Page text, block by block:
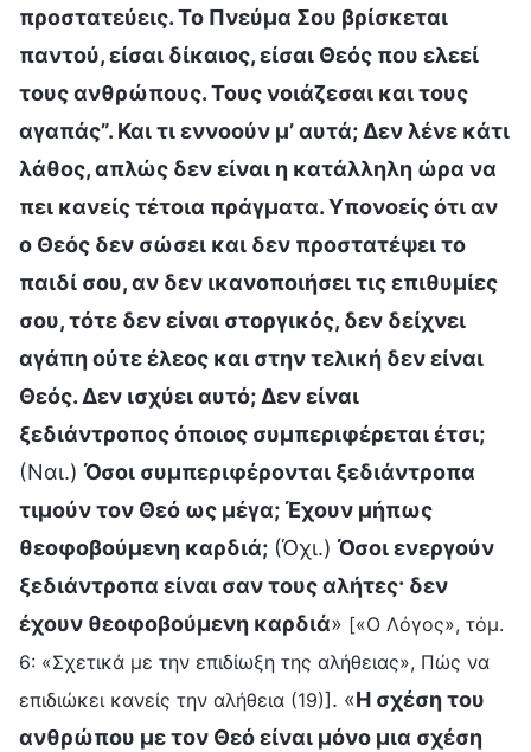
προστατεύεις. Το Πνεύμα Σου βρίσκεται
παντού, είσαι δίκαιος, είσαι Θεός που ελεεί
τους ανθρώπους. Τους νοιάζεσαι και τους
αγαπάς”. Και τι εννοούν μ’ αυτά; Δεν λένε κάτι
λάθος, απλώς δεν είναι η κατάλληλη ώρα να
πει κανείς τέτοια πράγματα. Υπονοείς ότι αν
ο Θεός δεν σώσει και δεν προστατέψει το
παιδί σου, αν δεν ικανοποιήσει τις επιθυμίες
σου, τότε δεν είναι στοργικός, δεν δείχνει
αγάπη ούτε έλεος και στην τελική δεν είναι
Θεός. Δεν ισχύει αυτό; Δεν είναι
ξεδιάντροπος όποιος συμπεριφέρεται έτσι;
(Ναι.) Όσοι συμπεριφέρονται ξεδιάντροπα
τιμούν τον Θεό ως μέγα; Έχουν μήπως
θεοφοβούμενη καρδιά; (Όχι.) Όσοι ενεργούν
ξεδιάντροπα είναι σαν τους αλήτες· δεν
έχουν θεοφοβούμενη καρδιά» [«Ο Λόγος», τόμ.
6: «Σχετικά με την επιδίωξη της αλήθειας», Πώς να
επιδιώκει κανείς την αλήθεια (19)]. «Η σχέση του
ανθρώπου με τον Θεό είναι μόνο μια σχέση